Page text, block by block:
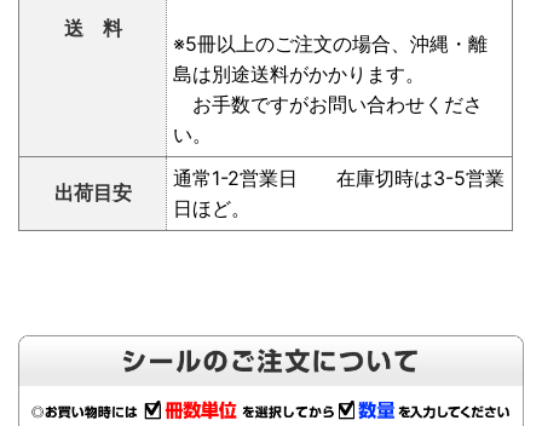
送 料
※5冊以上のご注文の場合、沖縄・離
島は別途送料がかかります。
お手数ですがお問い合わせくださ
い。
出荷目安
通常1-2営業日 在庫切時は3-5営業
日ほど。